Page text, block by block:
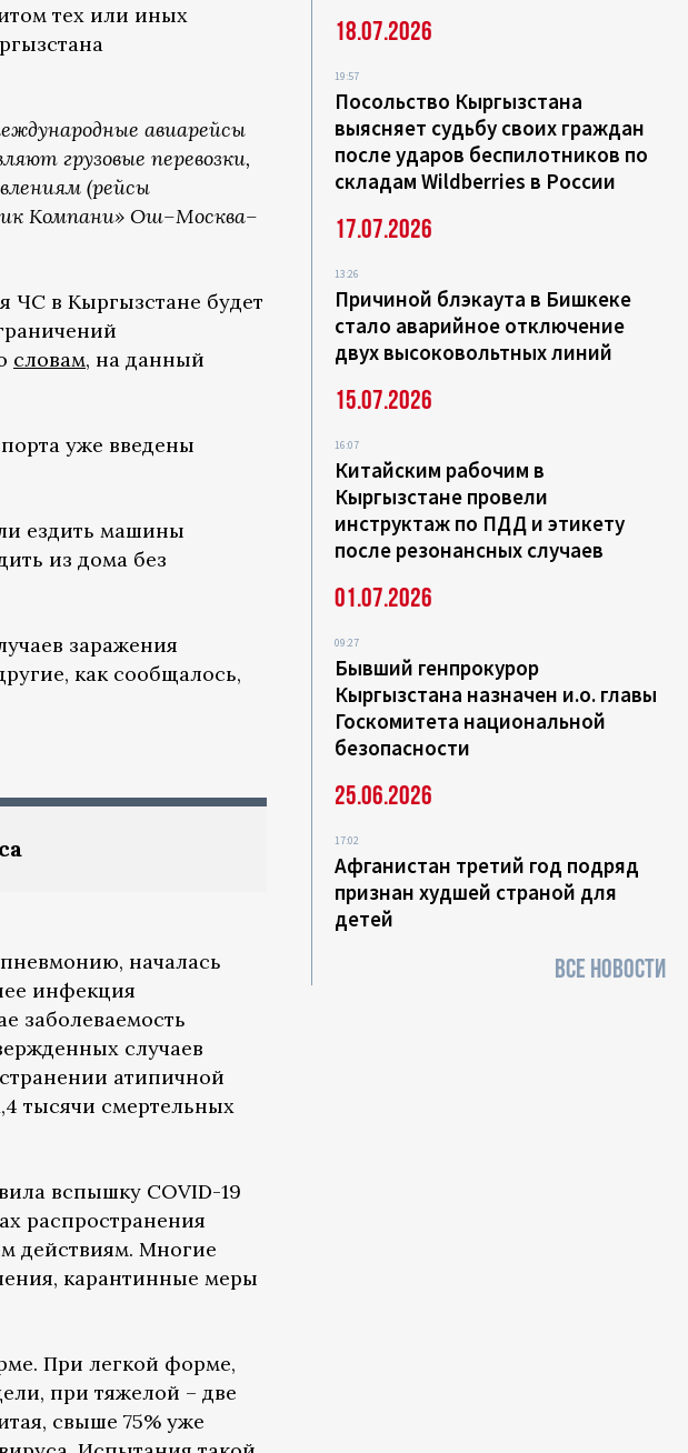
тех или иных
авиарейсы
грузовые перевозки,
(рейсы
Компани» Ош–Москва–
ЧС в Кыргызстане будет
словам, на данный
уже введены
ездить машины
из дома без
заражения
как сообщалось,
началась
инфекция
заболеваемость
случаев
атипичной
тысячи смертельных
вспышку COVID-19
распространения
действиям. Многие
карантинные меры
При легкой форме,
при тяжелой – две
свыше 75% уже
18.07.2026
19:57
Посольство Кыргызстана
выясняет судьбу своих граждан
после ударов беспилотников по
складам Wildberries в России
17.07.2026
13:26
Причиной блэкаута в Бишкеке
стало аварийное отключение
двух высоковольтных линий
15.07.2026
16:07
Китайским рабочим в
Кыргызстане провели
инструктаж по ПДД и этикету
после резонансных случаев
01.07.2026
09:27
Бывший генпрокурор
Кыргызстана назначен и.о. главы
Госкомитета национальной
безопасности
25.06.2026
17:02
Афганистан третий год подряд
признан худшей страной для
детей
ВСЕ НОВОСТИ